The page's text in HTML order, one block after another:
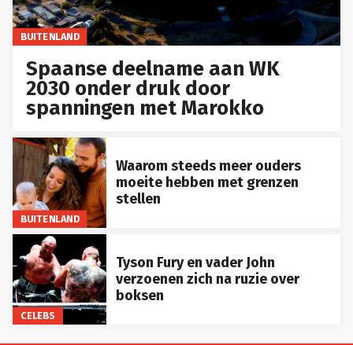
BUITENLAND
Spaanse deelname aan WK
2030 onder druk door
spanningen met Marokko
BUITENLAND
Waarom steeds meer ouders
moeite hebben met grenzen
stellen
CELEBS
Tyson Fury en vader John
verzoenen zich na ruzie over
boksen